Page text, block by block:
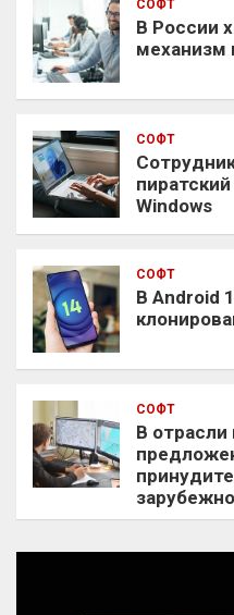
СОФТ
В России
механизм
СОФТ
Windows
СОФТ
В Android
СОФТ
В